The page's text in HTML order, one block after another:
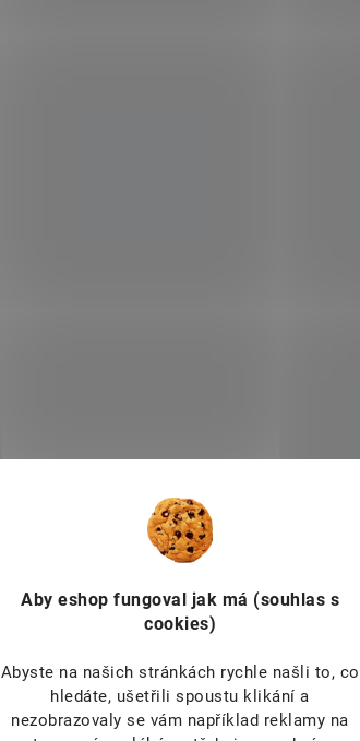
Aby eshop fungoval jak má (souhlas s
cookies)
Abyste na našich stránkách rychle našli to, co
hledáte, ušetřili spoustu klikání a
nezobrazovaly se vám například reklamy na